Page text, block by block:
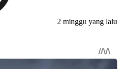
2 minggu yang lalu